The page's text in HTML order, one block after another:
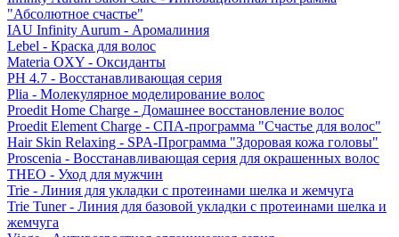
"Абсолютное счастье"
IAU Infinity Aurum - Аромалиния
Lebel - Краска для волос
Materia OXY - Оксиданты
PH 4.7 - Восстанавливающая серия
Plia - Молекулярное моделирование волос
Proedit Home Charge - Домашнее восстановление волос
Proedit Element Charge - СПА-программа "Счастье для волос"
Hair Skin Relaxing - SPA-Программа "Здоровая кожа головы"
Proscenia - Восстанавливающая серия для окрашенных волос
THEO - Уход для мужчин
Trie - Линия для укладки с протеинами шелка и жемчуга
Trie Tuner - Линия для базовой укладки с протеинами шелка и
жемчуга